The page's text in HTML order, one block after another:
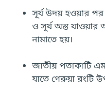
সূর্য উদয় হওয়ার
ও সূর্য অস্ত যাওয়ার
নামাতে হয়।
জাতীয় পতাকাটি
যাতে গেরুয়া রংটি